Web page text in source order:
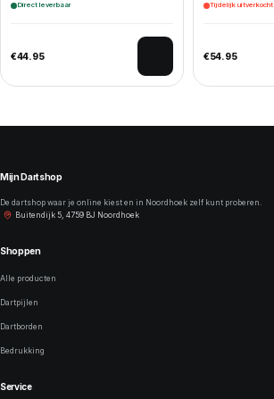
Direct leverbaar
€44.95
Tijdelijk uitverkocht
€54.95
Mijn Dartshop
De dartshop waar je online kiest en in Noordhoek zelf kunt proberen.
Buitendijk 5, 4759 BJ Noordhoek
Shoppen
Alle producten
Dartpijlen
Dartborden
Bedrukking
Service